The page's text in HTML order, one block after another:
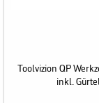
Toolvizion QP
inkl.